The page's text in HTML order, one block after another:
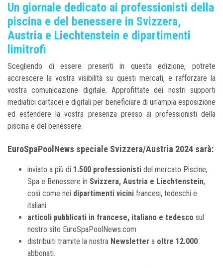
Un giornale dedicato ai professionisti della
piscina e del benessere in Svizzera,
Austria e Liechtenstein e dipartimenti
limitrofi
Scegliendo di essere presenti in questa edizione, potrete
accrescere la vostra visibilità su questi mercati, e rafforzare la
vostra comunicazione digitale. Approfittate dei nostri supporti
mediatici cartacei e digitali per beneficiare di un'ampia esposizione
ed estendere la vostra presenza presso ai professionisti della
piscina e del benessere.
EuroSpaPoolNews speciale Svizzera/Austria 2024 sarà:
inviato a più di 1.500 professionisti del mercato Piscine,
Spa e Benessere in Svizzera, Austria e Liechtenstein,
così come nei dipartimenti vicini francesi, tedeschi e
italiani
articoli pubblicati in francese, italiano e tedesco sul
nostro sito EuroSpaPoolNews.com
distribuiti tramite la nostra Newsletter a oltre 12.000
abbonati.